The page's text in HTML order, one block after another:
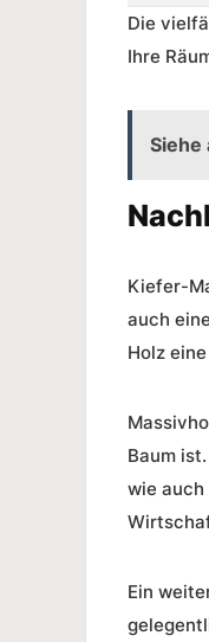
Die
Ihre
Siehe
Kiefer-
auch
Holz
Baum
wie auch
Ein